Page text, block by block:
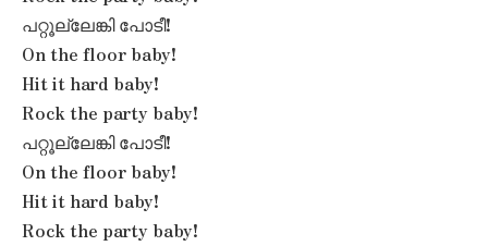
പറ്റൂല്ലേങ്കി പോടീ!
On the floor baby!
Hit it hard baby!
Rock the party baby!
പറ്റൂല്ലേങ്കി പോടീ!
On the floor baby!
Hit it hard baby!
Rock the party baby!